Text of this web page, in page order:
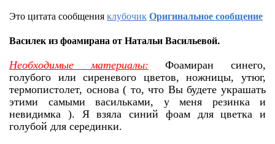
Это цитата сообщенияклубочикОригинальное сообщение
Василек из фоамирана от Натальи Васильевой.
Необходимые материалы:
Фоамиран синего,
голубого или сиреневого цветов, ножницы, утюг,
термопистолет, основа ( то, что Вы будете украшать
этими самыми васильками, у меня резинка и
невидимка ). Я взяла синий фоам для цветка и
голубой для серединки.